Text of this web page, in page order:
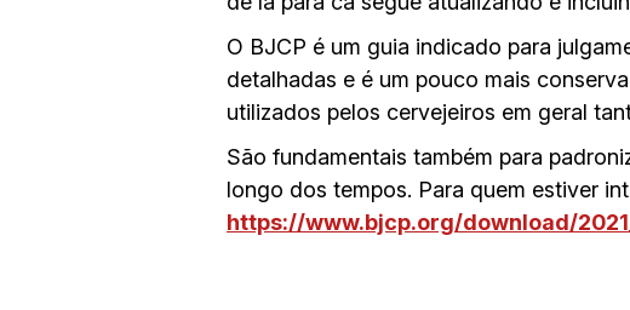
O BJCP é um guia indicado para
detalhadas e é um pouco mais
utilizados pelos cervejeiros em geral
São fundamentais também para
longo dos tempos. Para quem estiver
https://www.bjcp.org/download/